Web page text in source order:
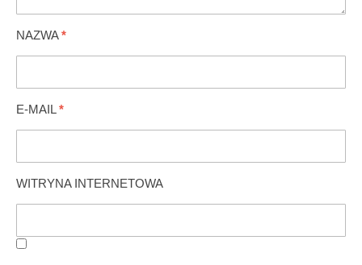
NAZWA*
E-MAIL *
WITRYNA INTERNETOWA